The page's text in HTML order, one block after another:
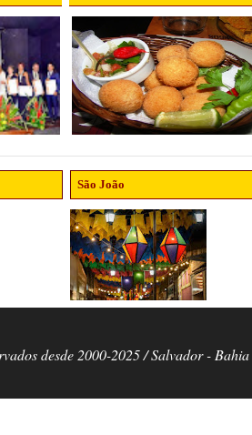
São João
desde 2000-2025 / Salvador -